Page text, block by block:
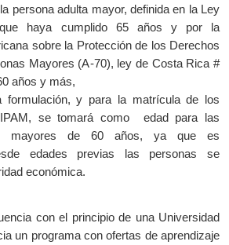
persona adulta mayor, definida en la Ley
haya cumplido 65 años y por la
sobre la Protección de los Derechos
Mayores (A-70), ley de Costa Rica #
años y más,
formulación, y para la matrícula de los
se tomará como
edad para las
mayores de 60 años, ya que es
edades previas las personas se
económica.
con el principio de una Universidad
un programa con ofertas de aprendizaje